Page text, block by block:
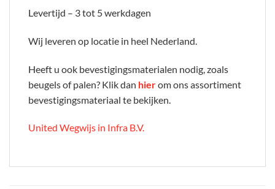
Levertijd – 3 tot 5 werkdagen
Wij leveren op locatie in heel Nederland.
Heeft u ook bevestigingsmaterialen nodig, zoals
beugels of palen? Klik dan hierom ons assortiment
bevestigingsmateriaal te bekijken.
United Wegwijs in Infra B.V.